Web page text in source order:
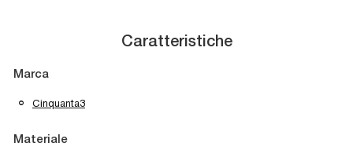
Caratteristiche
Marca
Cinquanta3
Materiale